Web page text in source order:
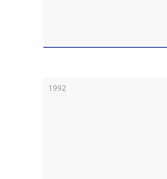
1992